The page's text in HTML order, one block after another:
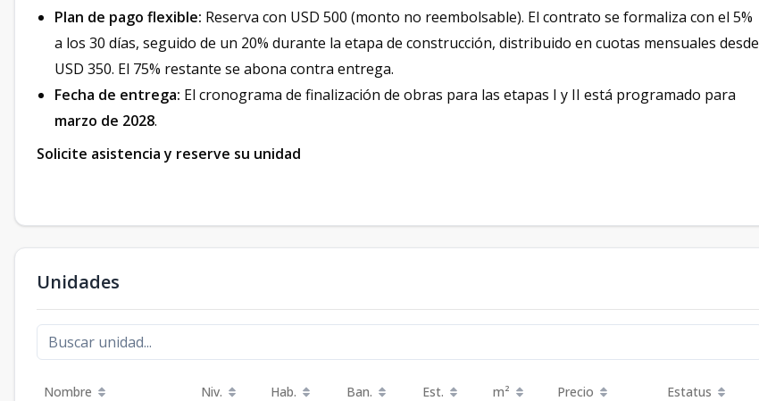
Plan de pago flexible: Reserva con USD 500 (monto no reembolsable). El contrato se formaliza con el 5%
a los 30 días, seguido de un 20% durante la etapa de construcción, distribuido en cuotas mensuales desde
USD 350. El 75% restante se abona contra entrega.
Fecha de entrega: El cronograma de finalización de obras para las etapas I y II está programado para
marzo de 2028.
Solicite asistencia y reserve su unidad
Unidades
Nombre Niv. Hab. Ban. Est. m² Precio Estatus